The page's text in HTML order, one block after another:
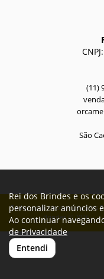
(11)
São
Todos os direitos reservados
Brindes © 2026
Rei dos Brindes e os
personalizar anúncios
Ao continuar
de Privacidade
Entendi